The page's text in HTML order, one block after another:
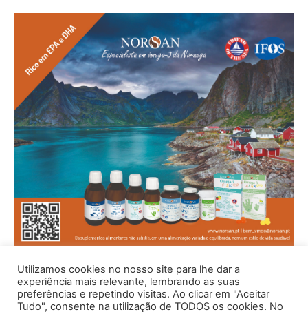
Utilizamos cookies no nosso site para lhe dar a
experiência mais relevante, lembrando as suas
preferências e repetindo visitas. Ao clicar em "Aceitar
Tudo", consente na utilização de TODOS os cookies. No